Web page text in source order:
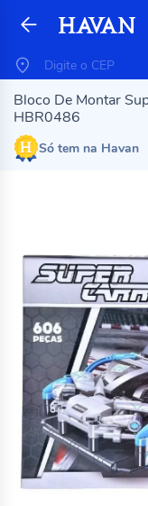
Bloco De Montar
HBR0486
Só tem na Havan